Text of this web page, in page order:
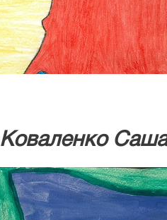
Коваленко